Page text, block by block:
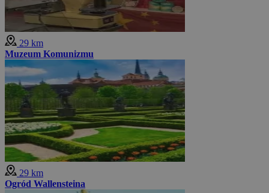
29 km
Muzeum Komunizmu
29 km
Ogród Wallensteina